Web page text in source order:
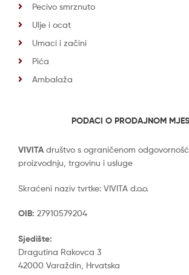
Pecivo smrznuto
Ulje i ocat
Umaci i začini
Pića
Ambalaža
PODACI O PRODAJNOM
VIVITA društvo s ograničenom
proizvodnju, trgovinu i usluge
Skraćeni naziv tvrtke: VIVITA d.o.o.
OIB: 27910579204
Sjedište:
Dragutina Rakovca 3
42000 Varaždin, Hrvatska